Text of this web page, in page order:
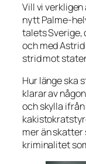
Vill vi
nytt Palme-
talets Sverige,
och med
strid mot
Hur länge ska
klarar av
och skylla
mer än skatter
kriminalitet